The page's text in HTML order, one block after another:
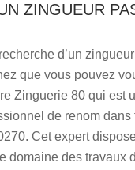
ZINGUEUR
d’un
que vous pouvez
Zinguerie 80 qui est
de renom dans
Cet expert
domaine des travaux